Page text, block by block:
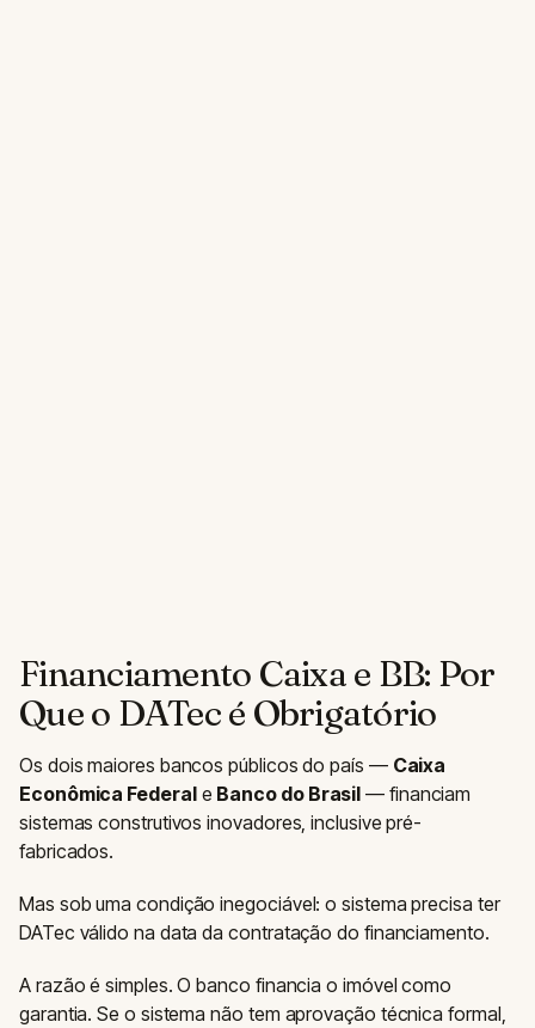
Financiamento Caixa e BB: Por
Que o DATec é Obrigatório
Os dois maiores bancos públicos do país — Caixa
Econômica Federale Banco do Brasil — financiam
sistemas construtivos inovadores, inclusive pré-
fabricados.
Mas sob uma condição inegociável: o sistema precisa ter
DATec válido na data da contratação do financiamento.
A razão é simples. O banco financia o imóvel como
garantia. Se o sistema não tem aprovação técnica formal,